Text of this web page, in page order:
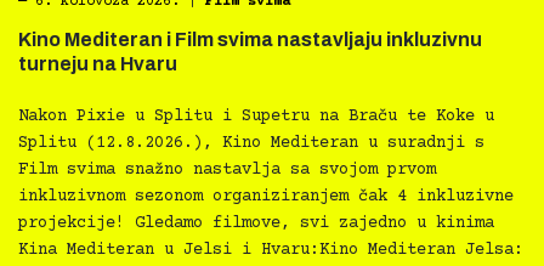
Kino Mediteran i Film svima nastavljaju inkluzivnu
turneju na Hvaru
Nakon Pixie u Splitu i Supetru na Braču te Koke u
Splitu (12.8.2026.), Kino Mediteran u suradnji s
Film svima snažno nastavlja sa svojom prvom
inkluzivnom sezonom organiziranjem čak 4 inkluzivne
projekcije! Gledamo filmove, svi zajedno u kinima
Kina Mediteran u Jelsi i Hvaru:Kino Mediteran Jelsa: